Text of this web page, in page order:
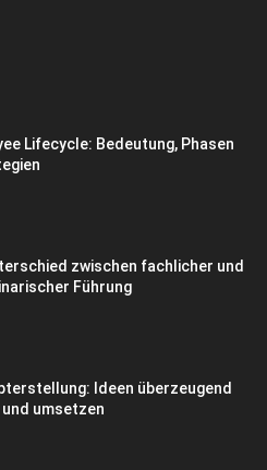
Lifecycle: Bedeutung, Phasen
zwischen fachlicher und
Führung
Ideen überzeugend
und umsetzen